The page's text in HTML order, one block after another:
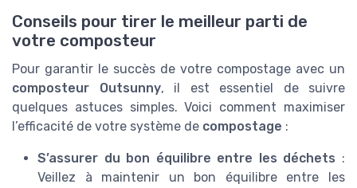
Conseils pour tirer le meilleur parti de
votre composteur
Pour garantir le succès de votre compostage avec un
composteur Outsunny, il est essentiel de suivre
quelques astuces simples. Voici comment maximiser
l’efficacité de votre système de compostage :
S’assurer du bon équilibre entre les déchets :
Veillez à maintenir un bon équilibre entre les